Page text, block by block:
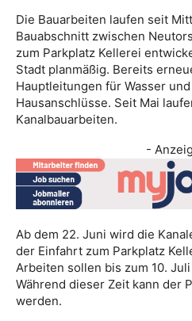
Die Bauarbeiten laufen seit
Bauabschnitt zwischen
zum Parkplatz Kellerei
Stadt planmäßig. Bereits
Hauptleitungen für Wasser
Hausanschlüsse. Seit Mai
Kanalbauarbeiten.
-
Ab dem 22. Juni wird die
der Einfahrt zum Parkplatz
Arbeiten sollen bis zum 10.
Während dieser Zeit kann der
werden.